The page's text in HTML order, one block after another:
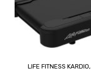
LIFE FITNESS KARDIO,